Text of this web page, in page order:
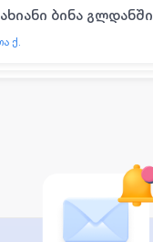
ბინა გლდანში
ქ.